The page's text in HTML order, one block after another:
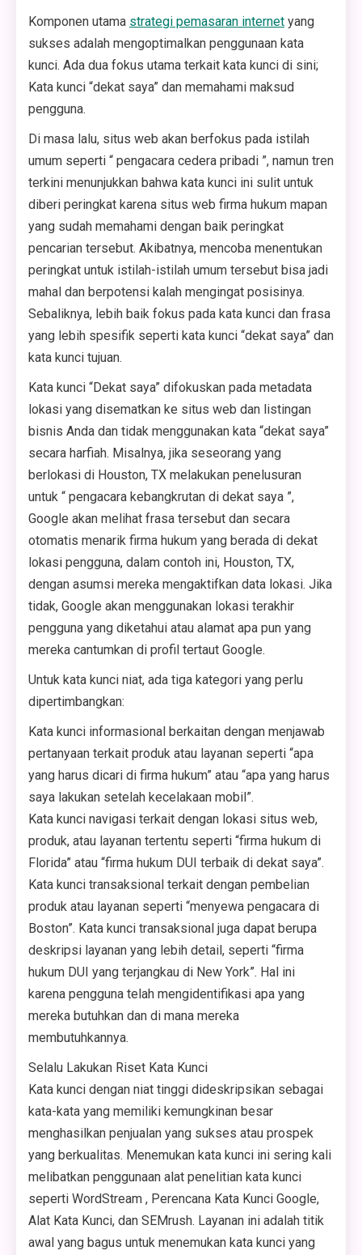
Komponen utama strategi pemasaran internet yang
sukses adalah mengoptimalkan penggunaan kata
kunci. Ada dua fokus utama terkait kata kunci di sini;
Kata kunci “dekat saya” dan memahami maksud
pengguna.
Di masa lalu, situs web akan berfokus pada istilah
umum seperti “ pengacara cedera pribadi ”, namun tren
terkini menunjukkan bahwa kata kunci ini sulit untuk
diberi peringkat karena situs web firma hukum mapan
yang sudah memahami dengan baik peringkat
pencarian tersebut. Akibatnya, mencoba menentukan
peringkat untuk istilah-istilah umum tersebut bisa jadi
mahal dan berpotensi kalah mengingat posisinya.
Sebaliknya, lebih baik fokus pada kata kunci dan frasa
yang lebih spesifik seperti kata kunci “dekat saya” dan
kata kunci tujuan.
Kata kunci “Dekat saya” difokuskan pada metadata
lokasi yang disematkan ke situs web dan listingan
bisnis Anda dan tidak menggunakan kata “dekat saya”
secara harfiah. Misalnya, jika seseorang yang
berlokasi di Houston, TX melakukan penelusuran
untuk “ pengacara kebangkrutan di dekat saya ”,
Google akan melihat frasa tersebut dan secara
otomatis menarik firma hukum yang berada di dekat
lokasi pengguna, dalam contoh ini, Houston, TX,
dengan asumsi mereka mengaktifkan data lokasi. Jika
tidak, Google akan menggunakan lokasi terakhir
pengguna yang diketahui atau alamat apa pun yang
mereka cantumkan di profil tertaut Google.
Untuk kata kunci niat, ada tiga kategori yang perlu
dipertimbangkan:
Kata kunci informasional berkaitan dengan menjawab
pertanyaan terkait produk atau layanan seperti “apa
yang harus dicari di firma hukum” atau “apa yang harus
saya lakukan setelah kecelakaan mobil”.
Kata kunci navigasi terkait dengan lokasi situs web,
produk, atau layanan tertentu seperti “firma hukum di
Florida” atau “firma hukum DUI terbaik di dekat saya”.
Kata kunci transaksional terkait dengan pembelian
produk atau layanan seperti “menyewa pengacara di
Boston”. Kata kunci transaksional juga dapat berupa
deskripsi layanan yang lebih detail, seperti “firma
hukum DUI yang terjangkau di New York”. Hal ini
karena pengguna telah mengidentifikasi apa yang
mereka butuhkan dan di mana mereka
membutuhkannya.
Selalu Lakukan Riset Kata Kunci
Kata kunci dengan niat tinggi dideskripsikan sebagai
kata-kata yang memiliki kemungkinan besar
menghasilkan penjualan yang sukses atau prospek
yang berkualitas. Menemukan kata kunci ini sering kali
melibatkan penggunaan alat penelitian kata kunci
seperti WordStream , Perencana Kata Kunci Google,
Alat Kata Kunci, dan SEMrush. Layanan ini adalah titik
awal yang bagus untuk menemukan kata kunci yang